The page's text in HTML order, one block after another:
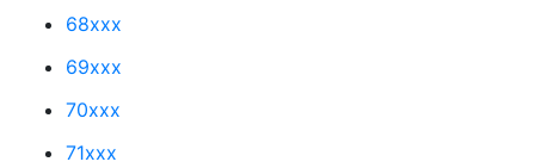
68xxx
69xxx
70xxx
71xxx